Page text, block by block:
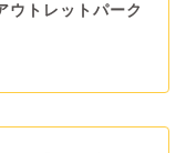
トレットパーク